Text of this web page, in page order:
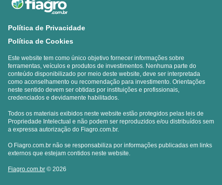
Política de Privacidade
Política de Cookies
Este website tem como único objetivo fornecer informações sobre
ferramentas, veículos e produtos de investimentos. Nenhuma parte do
conteúdo disponibilizado por meio deste website, deve ser interpretada
como aconselhamento ou recomendação para investimento. Orientações
neste sentido devem ser obtidas por instituições e profissionais,
credenciados e devidamente habilitados.
Todos os materiais exibidos neste website estão protegidos pelas leis de
Propriedade Intelectual e não podem ser reproduzidos e/ou distribuídos sem
a expressa autorização do Fiagro.com.br.
O Fiagro.com.br não se responsabiliza por informações publicadas em links
externos que estejam contidos neste website.
Fiagro.com.br © 2026